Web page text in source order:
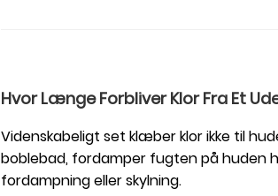
Hvor Længe Forbliver Klor Fra Et
Videnskabeligt set klæber klor ikke til
boblebad, fordamper fugten på huden
fordampning eller skylning.